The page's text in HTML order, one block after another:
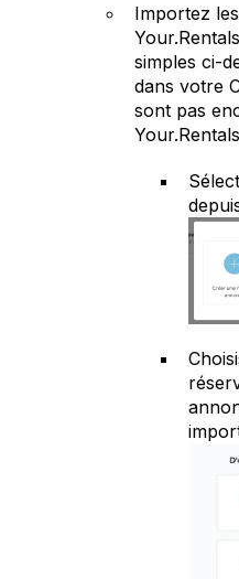
Importez
simples ci-
dans votre
sont pas